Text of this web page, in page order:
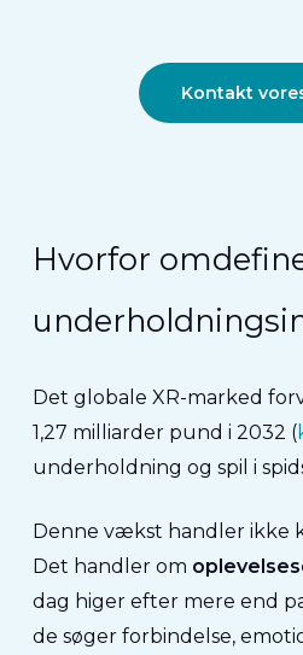
Kontakt
Hvorfor
Det globale XR-marked
1,27 milliarder pund i 2032 (
underholdning og spil i
Denne vækst handler ikke
Det handler om
dag higer efter mere end
de søger forbindelse,